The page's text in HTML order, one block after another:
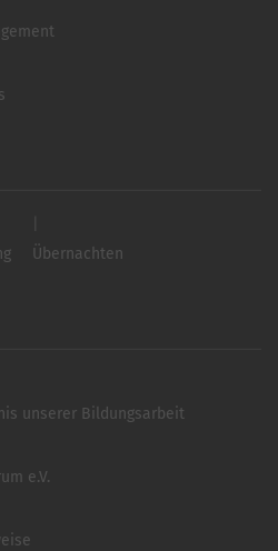
Übernachten
unserer Bildungsarbeit
e.V.